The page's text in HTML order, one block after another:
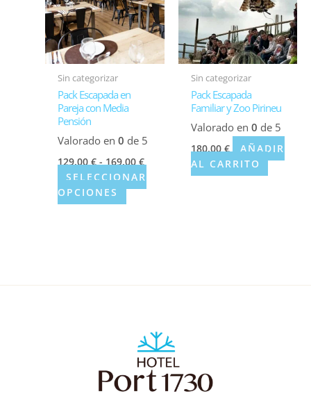
Sin categorizar
Pack Escapada en
Pareja con Media
Pensión
Valorado en 0 de 5
129,00€ - 169,00€
hasta
169,00 €
SELECCIONAR
OPCIONES
variantes.
Las
opciones
se
en
página
producto
Sin categorizar
Pack Escapada
Familiar y Zoo Pirineu
Valorado en 0 de 5
180,00€
AÑADIR
AL CARRITO